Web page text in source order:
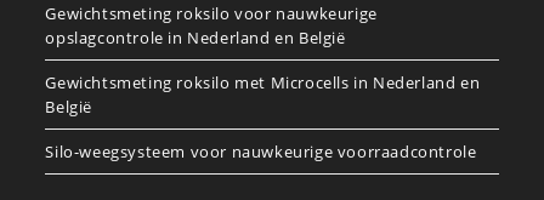
Gewichtsmeting roksilo voor nauwkeurige
opslagcontrole in Nederland en België
Gewichtsmeting roksilo met Microcells in Nederland en
België
Silo-weegsysteem voor nauwkeurige voorraadcontrole